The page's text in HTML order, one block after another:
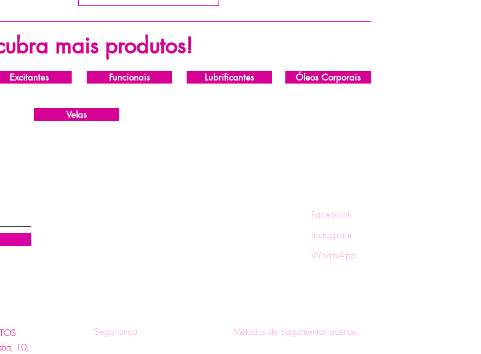
mais produtos!
Excitantes Funcionais Lubrificantes Óleos Corporais
Velas
Facebook
Instagram
WhatsApp
10,
Segurança Métodos de pagamentos aceitos